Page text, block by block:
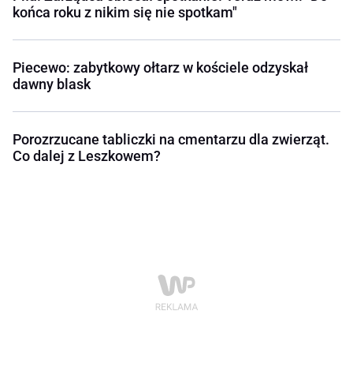
końca roku z nikim się nie spotkam"
Piecewo: zabytkowy ołtarz w kościele odzyskał
dawny blask
Porozrzucane tabliczki na cmentarzu dla zwierząt.
Co dalej z Leszkowem?